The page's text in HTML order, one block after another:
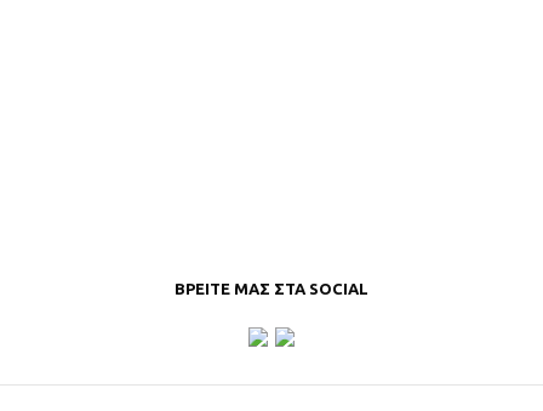
ΒΡΕΊΤΕ ΜΑΣ ΣΤΑ SOCIAL